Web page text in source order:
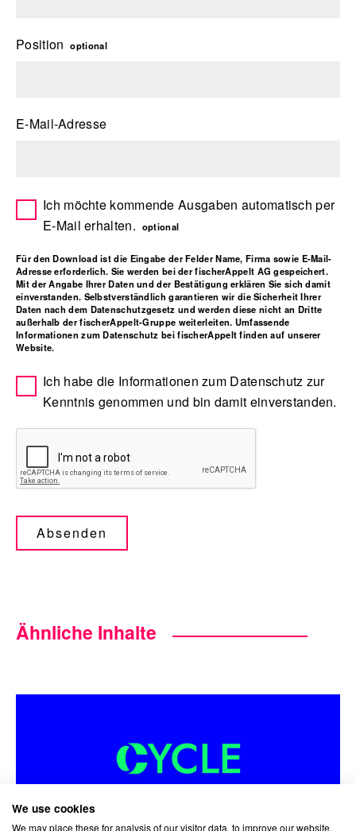
Position optional
E-Mail-Adresse
Ich möchte kommende Ausgaben automatisch per
E-Mail erhalten. optional
Für den Download ist die Eingabe der Felder Name, Firma sowie E-Mail-
Adresse erforderlich. Sie werden bei der fischerAppelt AG gespeichert.
Mit der Angabe Ihrer Daten und der Bestätigung erklären Sie sich damit
einverstanden. Selbstverständlich garantieren wir die Sicherheit Ihrer
Daten nach dem Datenschutzgesetz und werden diese nicht an Dritte
außerhalb der fischerAppelt-Gruppe weiterleiten. Umfassende
Informationen zum Datenschutz bei fischerAppelt finden auf unserer
Website.
Ich habe die Informationen zum Datenschutz zur
Kenntnis genommen und bin damit einverstanden.
Absenden
Ähnliche Inhalte
We use cookies
We may place these for analysis of our visitor data, to improve our website,